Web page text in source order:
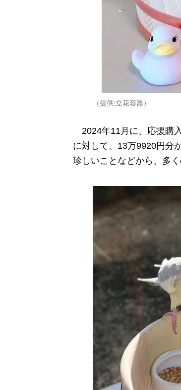
（提供:立花容器）
2024年11月に、応援購
に対して、13万9920円分
珍しいことなどから、多